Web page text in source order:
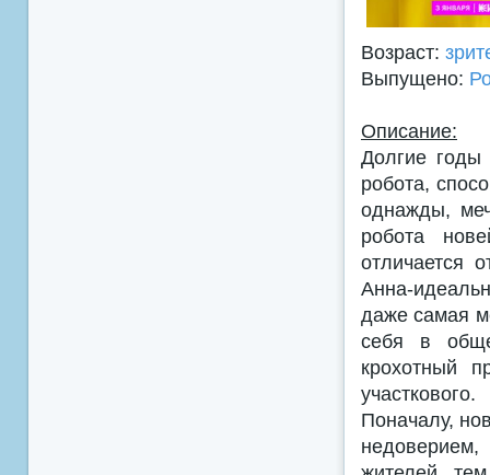
Возраст:
Выпущено:
Описание:
Долгие годы
робота,
однажды,
робота
отличается
Анна-
даже самая
себя в
крохотный
участкового.
Поначалу,